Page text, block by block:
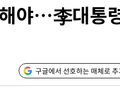
야…李대통
구글에서 선호하는 매체로